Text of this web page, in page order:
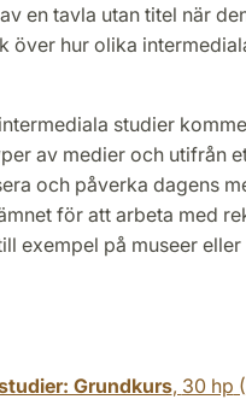
en tavla utan titel när
över hur olika
studier
av medier och utifrån
och påverka dagens
för att arbeta med
exempel på museer
Grundkurs, 30 hp